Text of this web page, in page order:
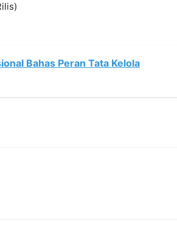
Bahas Peran Tata Kelola